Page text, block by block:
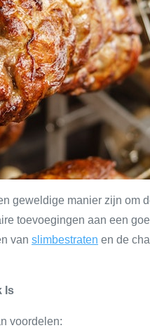
geweldige manier zijn om
toevoegingen aan een
van slimbestraten en de
Is
voordelen: